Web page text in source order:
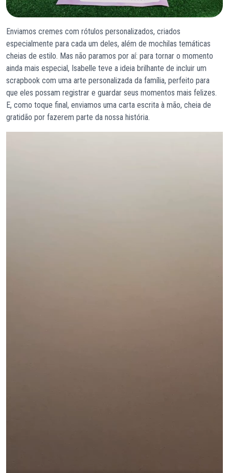
Enviamos cremes com rótulos personalizados, criados
especialmente para cada um deles, além de mochilas temáticas
cheias de estilo. Mas não paramos por aí: para tornar o momento
ainda mais especial, Isabelle teve a ideia brilhante de incluir um
scrapbook com uma arte personalizada da família, perfeito para
que eles possam registrar e guardar seus momentos mais felizes.
E, como toque final, enviamos uma carta escrita à mão, cheia de
gratidão por fazerem parte da nossa história.